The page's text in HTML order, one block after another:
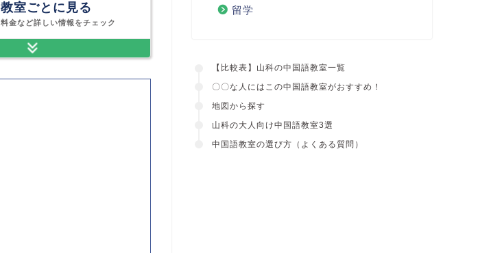
教室ごとに見る
料金など詳しい情報をチェック
留学
【比較表】山科の中国語教室一覧
〇〇な人にはこの中国語教室がおすすめ！
地図から探す
山科の大人向け中国語教室3選
中国語教室の選び方（よくある質問）